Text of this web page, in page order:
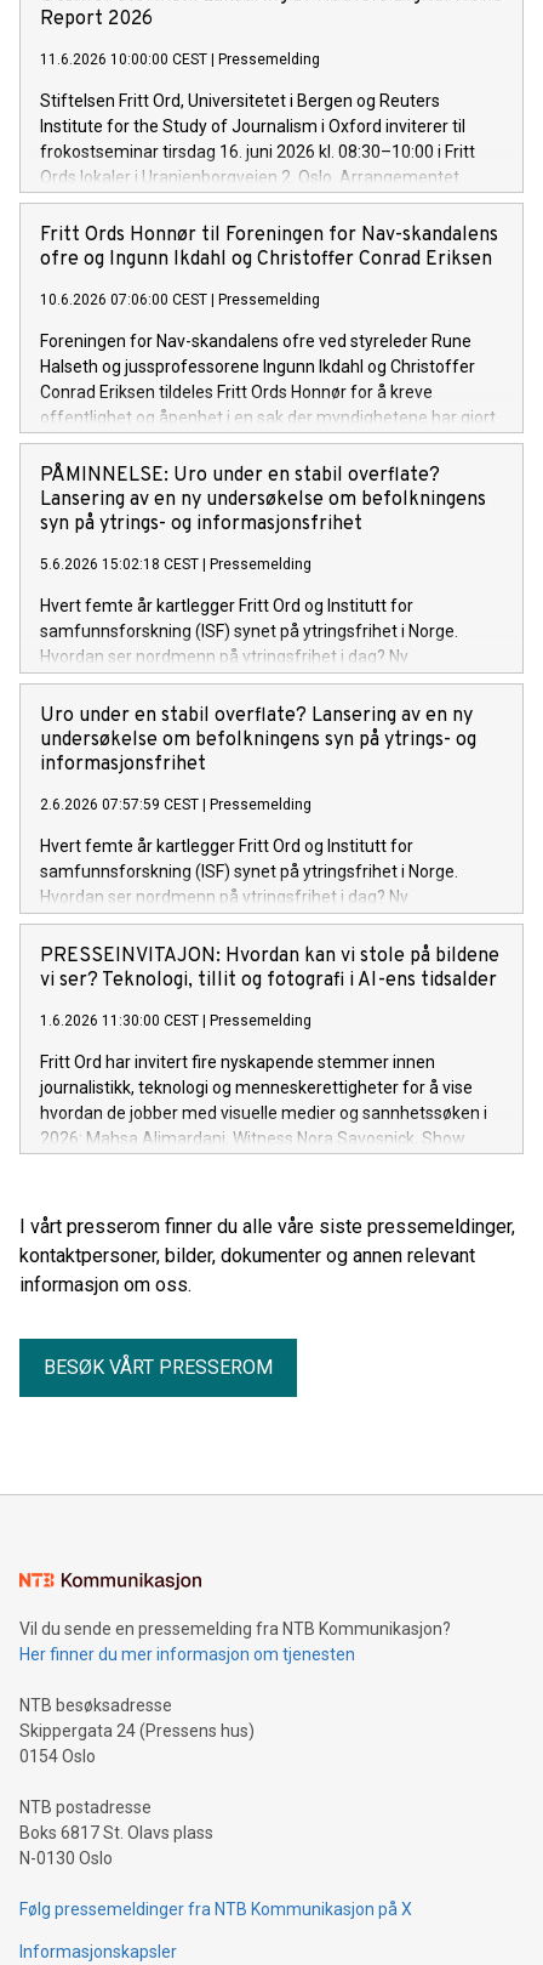
Report 2026
11.6.2026 10:00:00 CEST Pressemelding
Stiftelsen Fritt Ord, Universitetet i Bergen og Reuters
Institute for the Study of Journalism i Oxford inviterer til
frokostseminar tirsdag 16. juni 2026 kl. 08:30–10:00 i Fritt
Ords lokaler i Uranienborgveien 2, Oslo. Arrangementet
presenterer Reuters Digital News Report 2026 – verdens
største og viktigste medieundersøkelse – som lanseres
internasjonalt natt til 16. juni
Fritt Ords Honnør til Foreningen for Nav-skandalens
ofre og Ingunn Ikdahl og Christoffer Conrad Eriksen
10.6.2026 07:06:00 CEST Pressemelding
Foreningen for Nav-skandalens ofre ved styreleder Rune
Halseth og jussprofessorene Ingunn Ikdahl og Christoffer
Conrad Eriksen tildeles Fritt Ords Honnør for å kreve
offentlighet og åpenhet i en sak der myndighetene har gjort
feil som har gått utover mange menneskers rettssikkerhet.
PÅMINNELSE: Uro under en stabil overflate?
Lansering av en ny undersøkelse om befolkningens
syn på ytrings- og informasjonsfrihet
5.6.2026 15:02:18 CEST Pressemelding
Hvert femte år kartlegger Fritt Ord og Institutt for
samfunnsforskning (ISF) synet på ytringsfrihet i Norge.
Hvordan ser nordmenn på ytringsfrihet i dag? Ny
forskningsrapport gir svar. Fritt Ord og ISF inviterer til
lansering av rapporten Uro under en stabil overflate? og
samtale om funnene mandag 8. juni 2026 kl. 9.00–11.00 i
Fritt Ords lokaler i Uranienborgveien 2, Oslo.
Uro under en stabil overflate? Lansering av en ny
undersøkelse om befolkningens syn på ytrings- og
informasjonsfrihet
2.6.2026 07:57:59 CEST Pressemelding
Hvert femte år kartlegger Fritt Ord og Institutt for
samfunnsforskning (ISF) synet på ytringsfrihet i Norge.
Hvordan ser nordmenn på ytringsfrihet i dag? Ny
forskningsrapport gir svar. Fritt Ord og ISF inviterer til
lansering av rapporten Uro under en stabil overflate? og
samtale om funnene mandag 8. juni 2026 kl. 9.00–11.00 i
PRESSEINVITAJON: Hvordan kan vi stole på bildene
vi ser? Teknologi, tillit og fotografi i AI-ens tidsalder
1.6.2026 11:30:00 CEST Pressemelding
Fritt Ord har invitert fire nyskapende stemmer innen
journalistikk, teknologi og menneskerettigheter for å vise
hvordan de jobber med visuelle medier og sannhetssøken i
2026: Mahsa Alimardani, Witness Nora Savosnick, Show
I vårt presserom finner du alle våre siste pressemeldinger,
kontaktpersoner, bilder, dokumenter og annen relevant
informasjon om oss.
BESØK VÅRT PRESSEROM
Vil du sende en pressemelding fra NTB Kommunikasjon?
Her finner du mer informasjon om tjenesten
NTB besøksadresse
Skippergata 24 (Pressens hus)
0154 Oslo
NTB postadresse
Boks 6817 St. Olavs plass
N-0130 Oslo
Følg pressemeldinger fra NTB Kommunikasjon på X
Informasjonskapsler